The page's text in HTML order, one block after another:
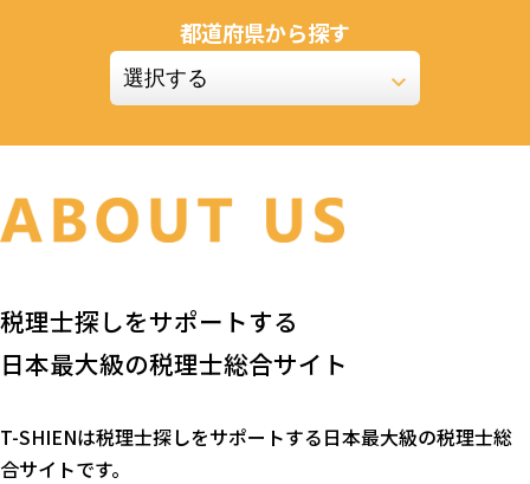
都道府県から探す
税理士探しをサポートする
日本最大級の税理士総合サイト
T-SHIENは税理士探しをサポートする日本最大級の税理士総
合サイトです。